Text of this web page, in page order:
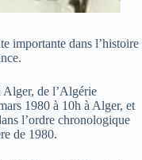
importante dans l’histoire
Alger, de l’Algérie
1980 à 10h à Alger, et
l’ordre chronologique
de 1980.